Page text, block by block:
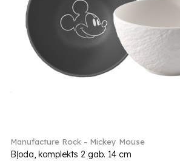
Manufacture Rock - Mickey Mouse
Bļoda, komplekts 2 gab. 14 cm